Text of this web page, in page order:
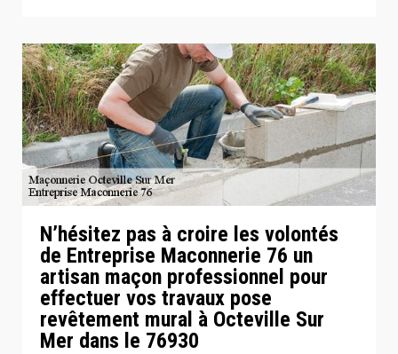
N’hésitez pas à croire les volontés
de Entreprise Maconnerie 76 un
artisan maçon professionnel pour
effectuer vos travaux pose
revêtement mural à Octeville Sur
Mer dans le 76930